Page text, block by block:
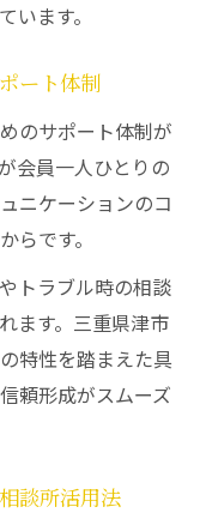
います。
ート体制
のサポート体制が
会員一人ひとりの
ニケーションのコ
らです。
トラブル時の相談
ます。三重県津市
特性を踏まえた具
頼形成がスムーズ
談所活用法